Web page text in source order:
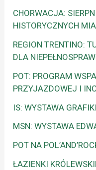
CHORWACJA:
HISTORYCZNYCH
REGION TRENTINO:
DLA
POT: PROGRAM
PRZYJAZDOWEJ I
IS: WYSTAWA
MSN: WYSTAWA
POT NA
ŁAZIENKI